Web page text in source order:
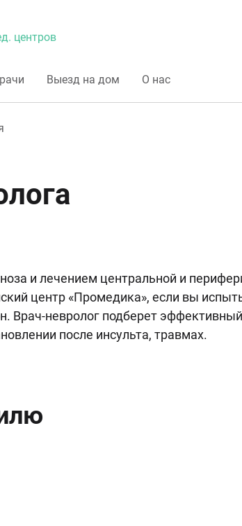
центров
Выезд на дом О нас
и лечением центральной и
центр «Промедика», если вы
невролог подберет
после инсульта, травмах.